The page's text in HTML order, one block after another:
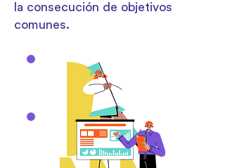
la consecución de objetivos
comunes.